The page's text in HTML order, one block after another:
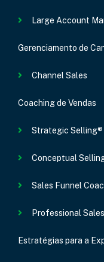
Large Account
Gerenciamento de
Channel Sales
Coaching de Vendas
Strategic Selling®
Conceptual
Sales Funnel
Professional
Estratégias para a